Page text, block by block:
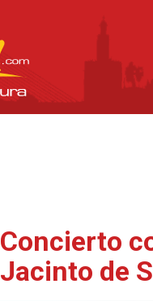
Concierto
Jacinto de